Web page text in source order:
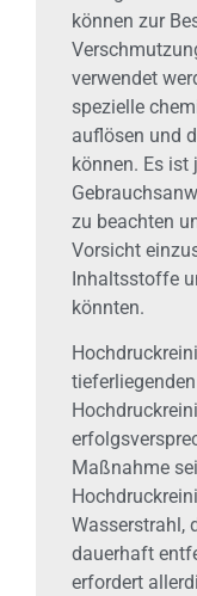
können zur
verwendet
spezielle
auflösen und
können. Es ist
zu beachten
Vorsicht
Inhaltsstoffe
könnten.
Maßnahme
Wasserstrahl,
dauerhaft
erfordert